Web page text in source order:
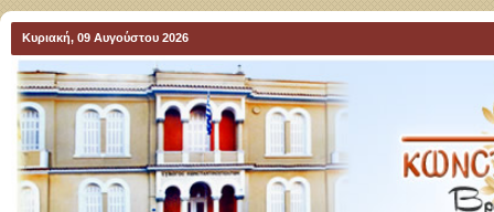
Κυριακή, 09 Αυγούστου 2026